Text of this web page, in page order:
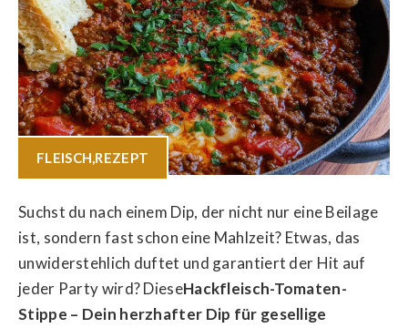
FLEISCH,REZEPT
Suchst du nach einem Dip, der nicht nur eine Beilage
ist, sondern fast schon eine Mahlzeit? Etwas, das
unwiderstehlich duftet und garantiert der Hit auf
jeder Party wird? DieseHackfleisch-Tomaten-
Stippe – Dein herzhafter Dip für gesellige